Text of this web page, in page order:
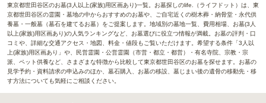
東京都世田谷区のお墓(3人以上(家族)用区画あり)一覧。お墓探しのlife.（ライフドット）は、東
京都世田谷区の霊園・墓地の中からおすすめのお墓や、ご自宅近くの樹木葬・納骨堂・永代供
養墓・一般墓（墓石を建てるお墓）をご提案します。地域別の墓地一覧、費用相場、お墓(3人
以上(家族)用区画あり)の人気ランキングなど、お墓選びに役立つ情報が満載。お墓の評判・口
コミや、詳細な交通アクセス・地図、料金・値段もご覧いただけます。希望する条件「3人以
上(家族)用区画あり」や、民営霊園・公営霊園（市営・都立・都営）・有名寺院、宗教・宗
派、ペット供養など、さまざまな特徴から比較して東京都世田谷区のお墓を探せます。お墓の
見学予約・資料請求の申込みのほか、墓石購入、お墓の移設、墓じまい後の遺骨の移動先・移
す方法についても気軽にご相談ください。